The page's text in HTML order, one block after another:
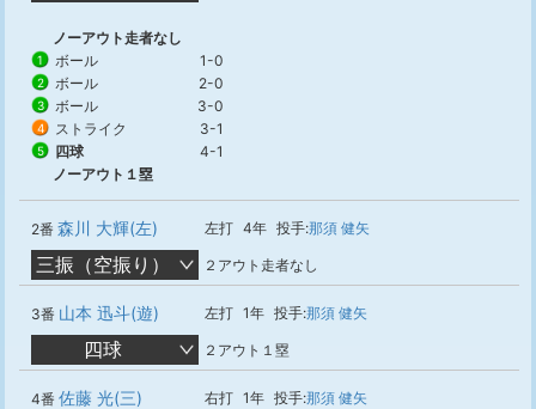
ノーアウト走者なし
1 ボール 1-0
2 ボール 2-0
3 ボール 3-0
4 ストライク 3-1
5 四球
4-1
ノーアウト１塁
2番 森川 大輝(左) 左打 4年 投手:那須 健矢
三振（空振り） ２アウト走者なし
3番 山本 迅斗(遊) 左打 1年 投手:那須 健矢
四球 ２アウト１塁
4番 佐藤 光(三) 右打 1年 投手:那須 健矢